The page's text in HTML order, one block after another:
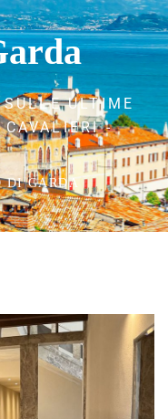
ULTIME
-
DI GARDA